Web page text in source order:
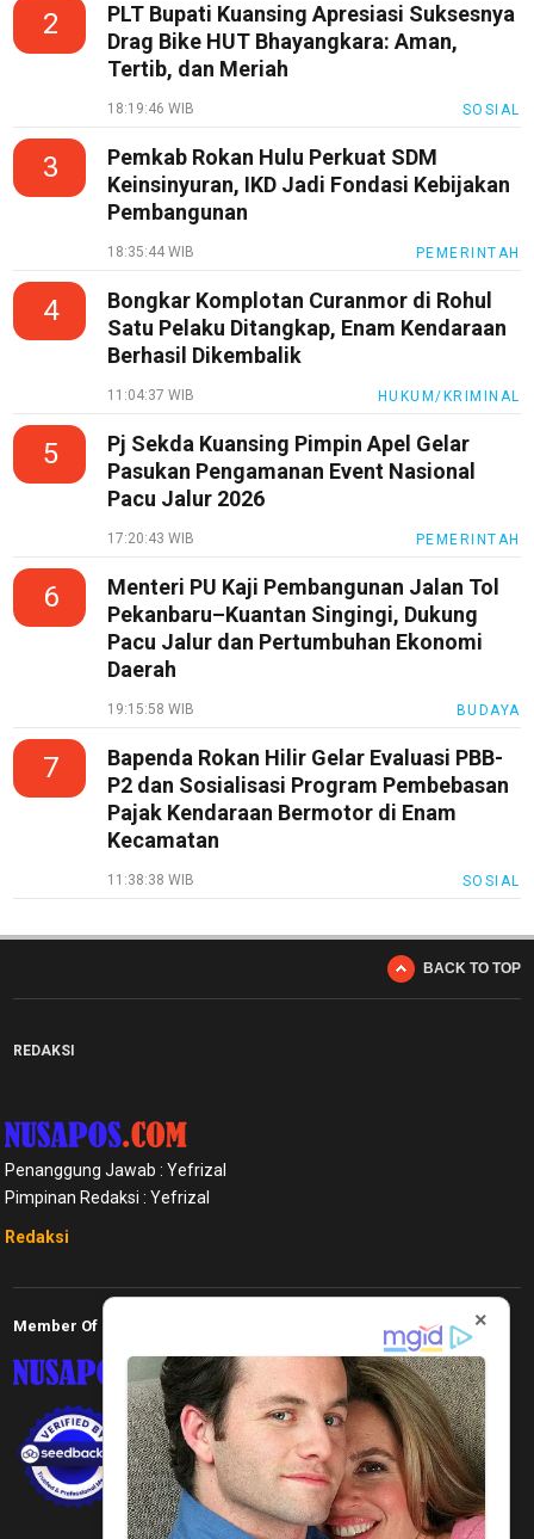
2
PLT Bupati Kuansing Apresiasi Suksesnya
Drag Bike HUT Bhayangkara: Aman,
Tertib, dan Meriah
18:19:46 WIB SOSIAL
3
Pemkab Rokan Hulu Perkuat SDM
Keinsinyuran, IKD Jadi Fondasi Kebijakan
Pembangunan
18:35:44 WIB PEMERINTAH
4
Bongkar Komplotan Curanmor di Rohul
Satu Pelaku Ditangkap, Enam Kendaraan
Berhasil Dikembalik
11:04:37 WIB HUKUM/KRIMINAL
5
Pj Sekda Kuansing Pimpin Apel Gelar
Pasukan Pengamanan Event Nasional
Pacu Jalur 2026
17:20:43 WIB PEMERINTAH
6
Menteri PU Kaji Pembangunan Jalan Tol
Pekanbaru–Kuantan Singingi, Dukung
Pacu Jalur dan Pertumbuhan Ekonomi
Daerah
19:15:58 WIB BUDAYA
7
Bapenda Rokan Hilir Gelar Evaluasi PBB-
P2 dan Sosialisasi Program Pembebasan
Pajak Kendaraan Bermotor di Enam
Kecamatan
11:38:38 WIB SOSIAL
BACK TO TOP
REDAKSI
Penanggung Jawab : Yefrizal
Pimpinan Redaksi : Yefrizal
Redaksi
Member Of ×